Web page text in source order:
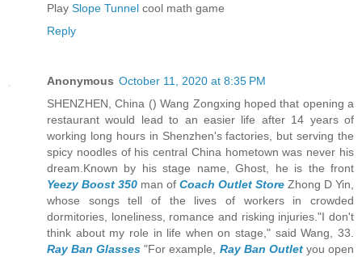
Play Slope Tunnel cool math game
Reply
Anonymous October 11, 2020 at 8:35 PM
SHENZHEN, China () Wang Zongxing hoped that opening a
restaurant would lead to an easier life after 14 years of
working long hours in Shenzhen's factories, but serving the
spicy noodles of his central China hometown was never his
dream.Known by his stage name, Ghost, he is the front
Yeezy Boost 350 man of Coach Outlet Store Zhong D Yin,
whose songs tell of the lives of workers in crowded
dormitories, loneliness, romance and risking injuries."I don't
think about my role in life when on stage," said Wang, 33.
Ray Ban Glasses "For example, Ray Ban Outletyou open